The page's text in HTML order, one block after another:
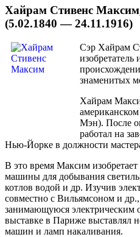
Хайрам Стивенс
(5.02.1840 — 24.11.1916)
Сэр Хайрам
знаменитых
Хайрам
Мэн). После
работал на
Нью-Йорке в должности
В это время Максим изобретает
машины для добывания
котлов водой и др. Изучив
совместно с Вильямсоном и
занимающуюся электрическим
выставке в Париже выставлял
машин и ламп накаливания.